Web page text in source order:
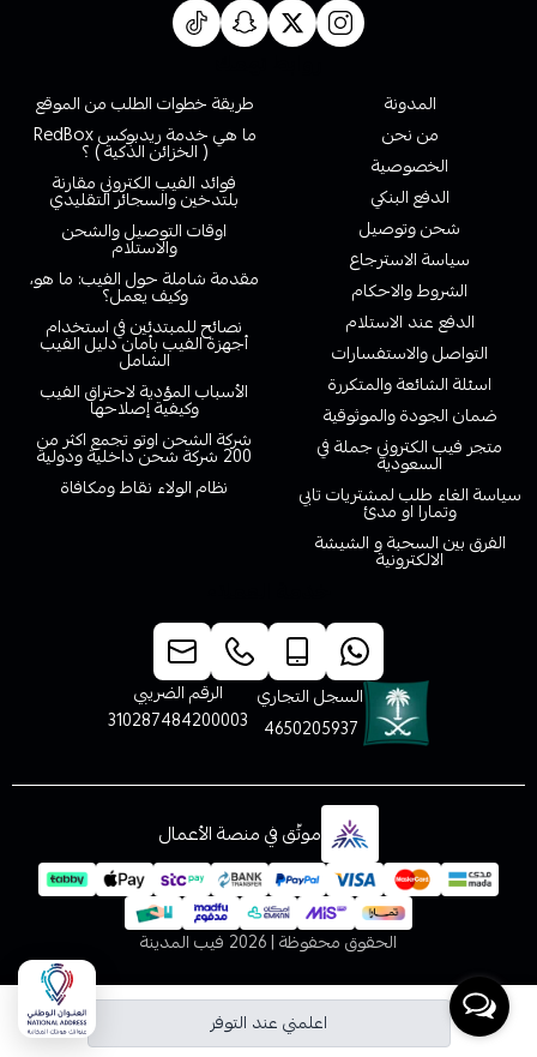
اعلمني عند التوفر
المدونة
من نحن
الخصوصية
الدفع البنكي
شحن وتوصيل
سياسة الاسترجاع
الشروط والاحكام
الدفع عند الاستلام
التواصل والاستفسارات
اسئلة الشائعة والمتكررة
ضمان الجودة والموثوقية
متجر فيب الكتروني جملة في
السعودية
سياسة الغاء طلب لمشتريات تابي
وتمارا او مدئ
الفرق بين السحبة و الشيشة
الالكترونية
طريقة خطوات الطلب من الموقع
ما هي خدمة ريدبوكس RedBox
( الخزائن الذكية ) ؟
فوائد الفيب الكتروني مقارنة
بلتدخين والسجائر التقليدي
اوقات التوصيل والشحن
والاستلام
مقدمة شاملة حول الفيب: ما هو،
وكيف يعمل؟
نصائح للمبتدئين في استخدام
أجهزة الفيب بأمان دليل الفيب
الشامل
الأسباب المؤدية لاحتراق الفيب
وكيفية إصلاحها
شركة الشحن اوتو تجمع اكثر من
200 شركة شحن داخلية ودولية
نظام الولاء نقاط ومكافاة
السجل التجاري
4650205937
الرقم الضريبي
310287484200003
موثّق في منصة الأعمال
الحقوق محفوظة | 2026 فيب المدينة